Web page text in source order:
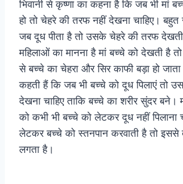
भिवानी से कृष्णा का कहना है कि जब भी मां
हो तो चेहरे की तरफ नहीं देखना चाहिए। बहुत
जब दूध पीता है तो उसके चेहरे की तरफ
महिलाओं का मानना है मां बच्चे को देखती है
से बच्चे का चेहरा और सिर काफी बड़ा हो
कहती हैं कि जब भी बच्चे को दूध पिलाएं तो
देखना चाहिए ताकि बच्चे का शरीर सुंदर बने।
को कभी भी बच्चे को लेटकर दूध नहीं पिलाना
लेटकर बच्चे को स्तनपान करवाती है तो
लगता है।